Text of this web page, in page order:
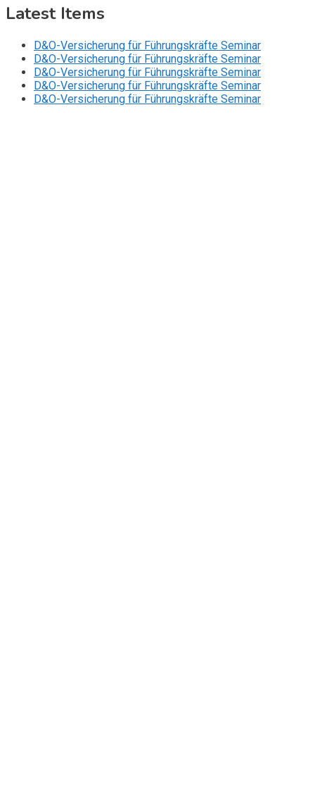
Latest Items
D&O-Versicherung für Führungskräfte Seminar
D&O-Versicherung für Führungskräfte Seminar
D&O-Versicherung für Führungskräfte Seminar
D&O-Versicherung für Führungskräfte Seminar
D&O-Versicherung für Führungskräfte Seminar